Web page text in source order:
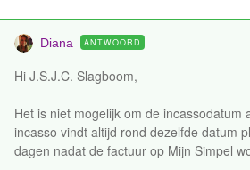
Diana ANTWOORD
Hi J.S.J.C. Slagboom,
Het is niet mogelijk om de incassodatum
incasso vindt altijd rond dezelfde datum
dagen nadat de factuur op Mijn Simpel